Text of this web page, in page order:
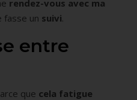
rendez-vous avec ma
fasse un suivi.
entre
que cela fatigue